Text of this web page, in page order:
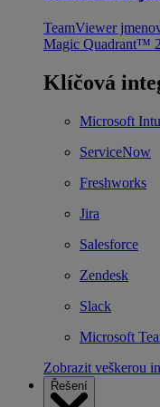
TeamViewer
Magic Quadrant™
Klíčová
Microsoft
ServiceNow
Freshworks
Jira
Salesforce
Zendesk
Slack
Microsoft
Zobrazit veškerou
Řešení